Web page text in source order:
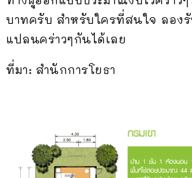
บาทครับ สำหรับใครที่สนใจ ลอง
แปลนคร่าวๆกันได้เลย
ที่มา: สำนักการโยธา